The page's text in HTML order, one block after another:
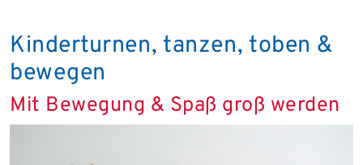
Kinderturnen, tanzen, toben &
bewegen
Mit Bewegung & Spaß groß werden